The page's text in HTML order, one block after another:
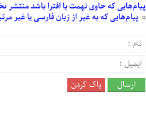
پیام‌هاییکه حاوی تهمت یا افترا باشد منتشر
پیام‌هاییکه به غیر از زبان فارسی یا غیر